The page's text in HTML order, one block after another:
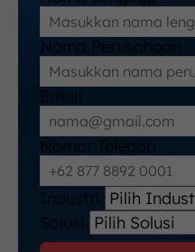
Nama Perusahaan
Email
Nomor Telepon
Industri
Solusi